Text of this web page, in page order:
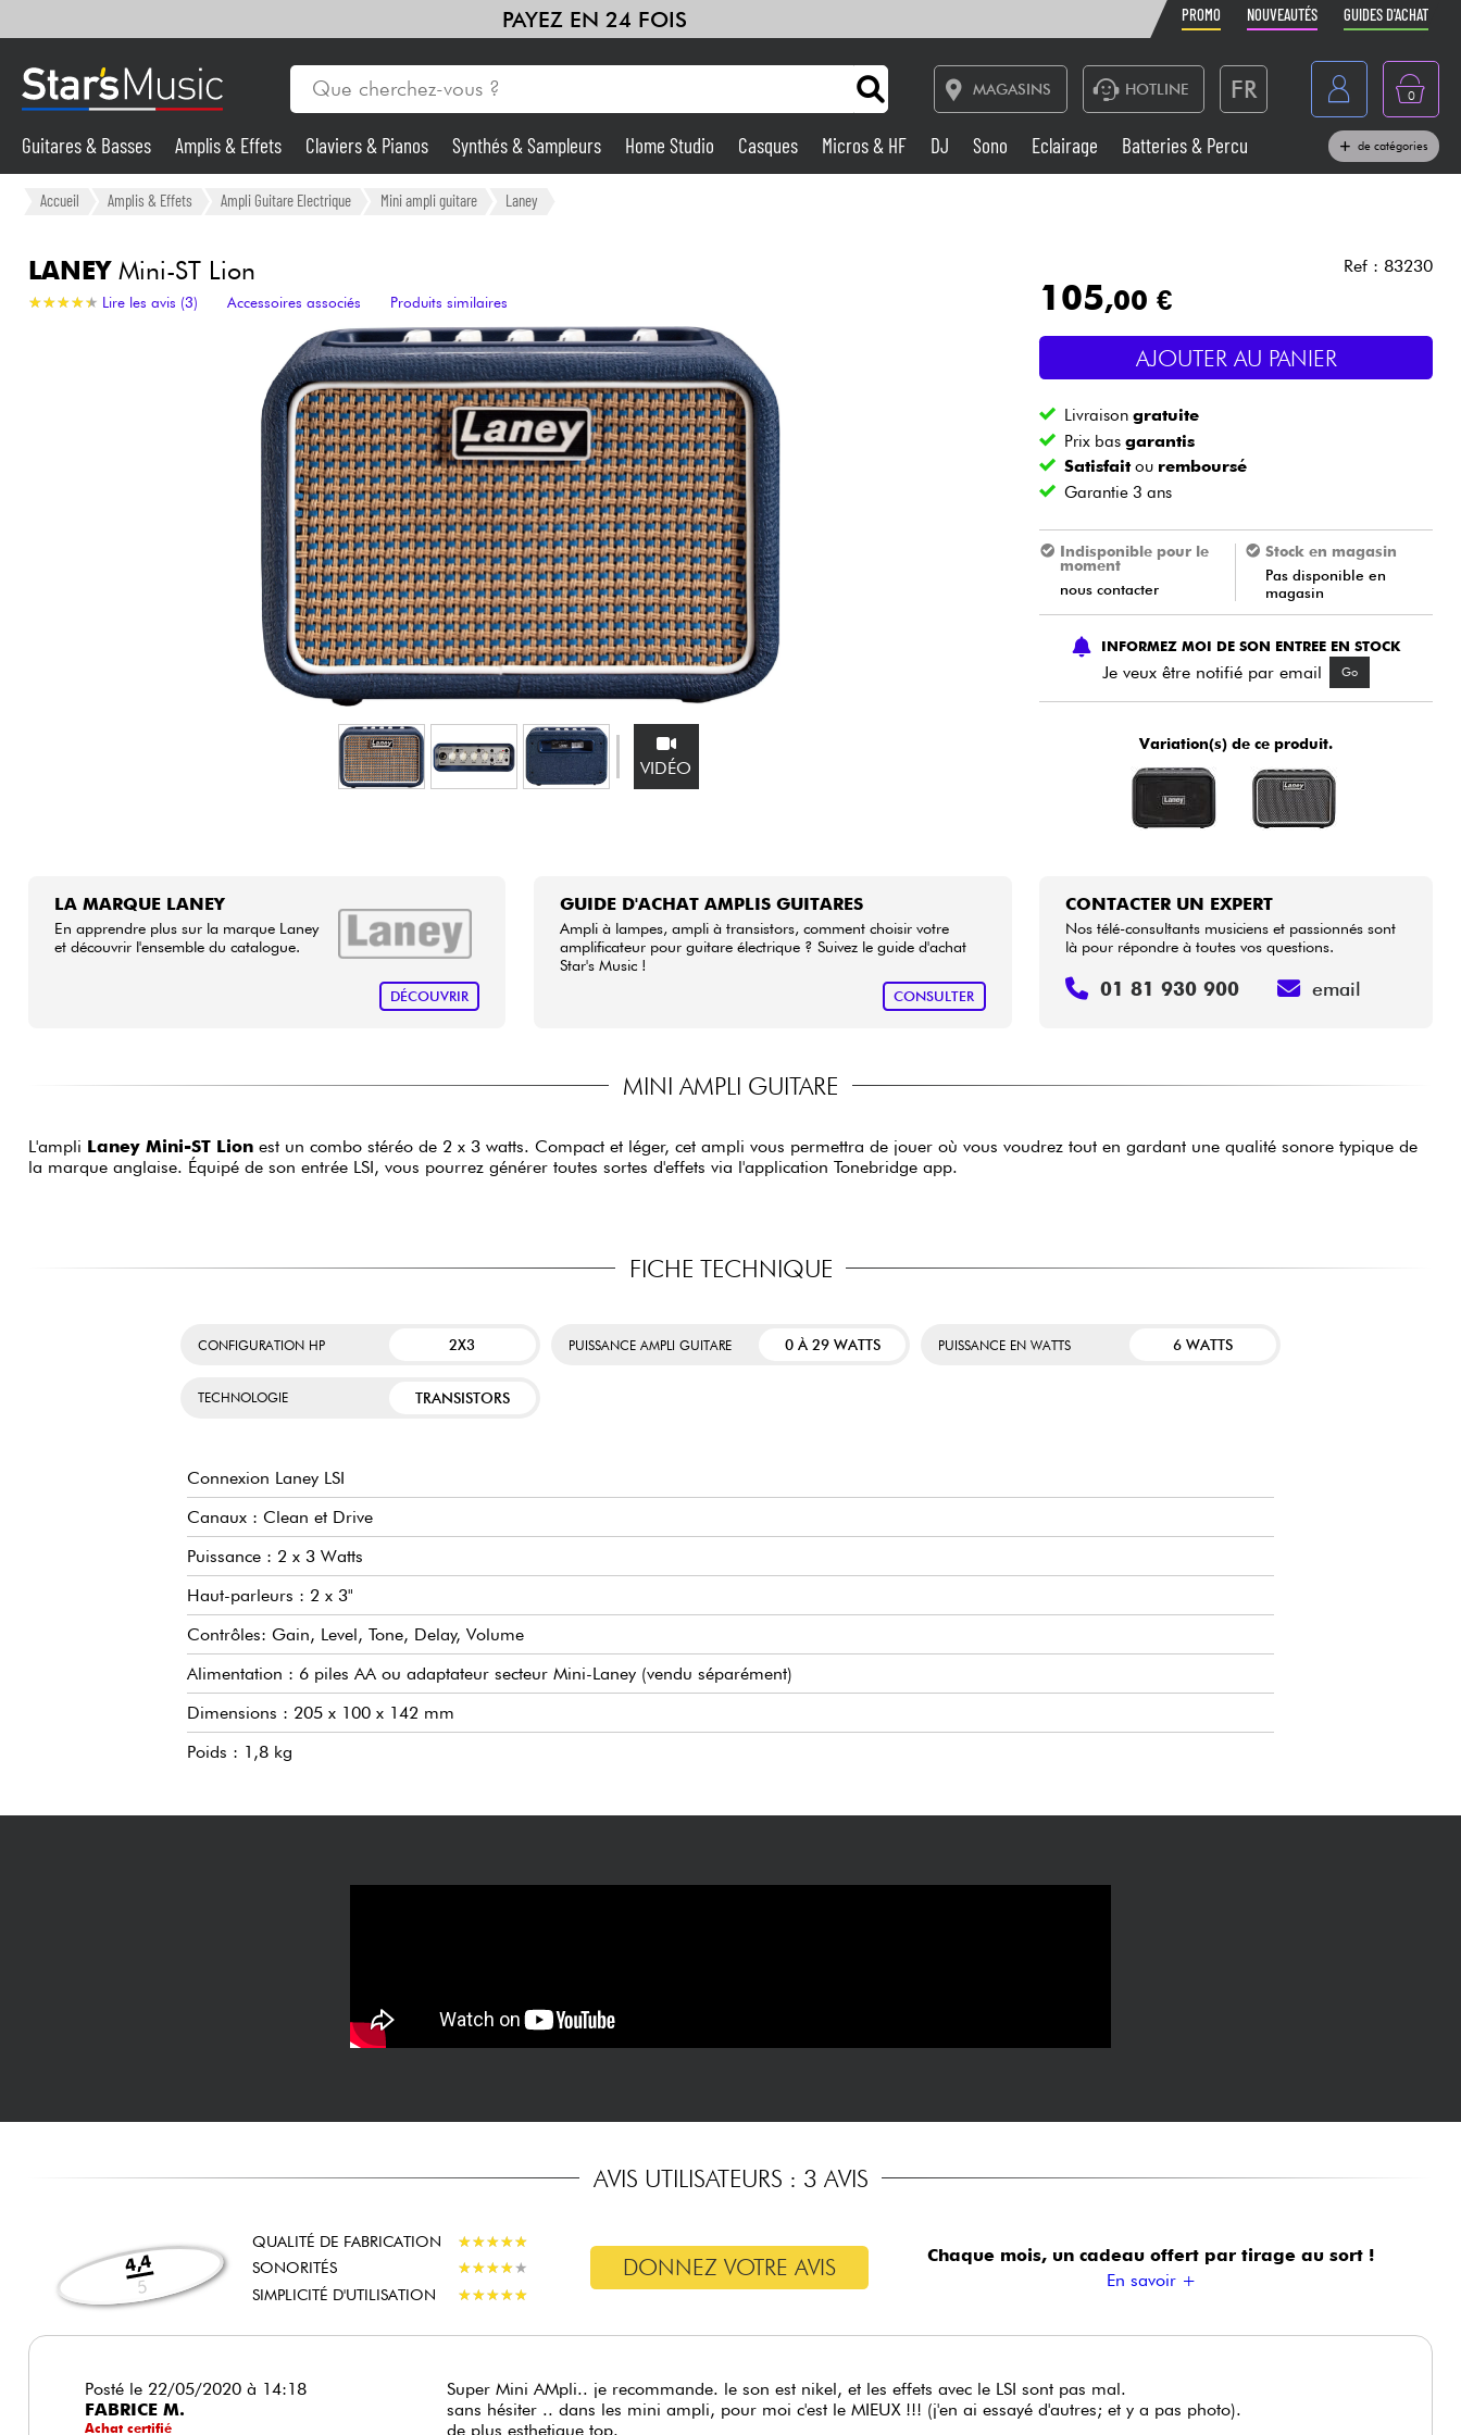
PAYEZ EN 24 FOIS PROMO NOUVEAUTÉS GUIDES D'ACHAT
MAGASINS HOTLINE FR
Belgique
België
Nederland
0
Guitares & Basses
Synthés & Sampleurs
Micros & HF Sono
Batteries & Percu Vents
Eveil Musical Câbles & Access.
Packs
Voir nos marques
Guitares & Basses Amplis & Effets Claviers & Pianos Synthés & Sampleurs Home Studio Casques Micros & HF DJ Sono Eclairage
Batteries & Percu
de catégories
Accueil Amplis & Effets Ampli Guitare Electrique Mini ampli guitare Laney
LANEYMini-ST Lion
★★★★★
★★★★★ Lire les avis (3) Accessoires associés Produits similaires
VIDÉO
Ref : 83230
105,00 €
AJOUTER AU PANIER
Livraisongratuite
Prix basgarantis
Satisfaitou remboursé
Garantie 3 ans
Indisponible pour le
moment
nous contacter
Stock en magasin
Pas disponible en
magasin
INFORMEZ MOI DE SON ENTREE EN STOCK
Je veux être notifié par email Go
Variation(s) de ce produit.
LA MARQUE LANEY
En apprendre plus sur la marque Laney
et découvrir l'ensemble du catalogue.
DÉCOUVRIR
GUIDE D'ACHAT AMPLIS GUITARES
Ampli à lampes, ampli à transistors, comment choisir votre
amplificateur pour guitare électrique ? Suivez le guide d'achat
Star's Music !
CONSULTER
CONTACTER UN EXPERT
Nos télé-consultants musiciens et passionnés sont
là pour répondre à toutes vos questions.
01 81 930 900 email
MINI AMPLI GUITARE
L'ampli Laney Mini-ST Lionest un combo stéréo de 2 x 3 watts. Compact et léger, cet ampli vous permettra de jouer où vous voudrez tout en gardant une qualité sonore typique de
la marque anglaise. Équipé de son entrée LSI, vous pourrez générer toutes sortes d'effets via l'application Tonebridge app.
FICHE TECHNIQUE
CONFIGURATION HP 2X3 PUISSANCE AMPLI GUITARE 0 À 29 WATTS PUISSANCE EN WATTS 6 WATTS
TECHNOLOGIE TRANSISTORS
Connexion Laney LSI
Canaux : Clean et Drive
Puissance : 2 x 3 Watts
Haut-parleurs : 2 x 3"
Contrôles: Gain, Level, Tone, Delay, Volume
Alimentation : 6 piles AA ou adaptateur secteur Mini-Laney (vendu séparément)
Dimensions : 205 x 100 x 142 mm
Poids : 1,8 kg
AVIS UTILISATEURS : 3 AVIS
4,4
5
QUALITÉ DE FABRICATION ★★★★★
★★★★★
SONORITÉS
★★★★★
★★★★★
SIMPLICITÉ D'UTILISATION
★★★★★
★★★★★
DONNEZ VOTRE AVIS Chaque mois, un cadeau offert par tirage au sort !
En savoir +
Posté le 22/05/2020 à 14:18
FABRICE M.
Achat certifié
Super Mini AMpli.. je recommande. le son est nikel, et les effets avec le LSI sont pas mal.
sans hésiter .. dans les mini ampli, pour moi c'est le MIEUX !!! (j'en ai essayé d'autres; et y a pas photo).
de plus esthetique top.